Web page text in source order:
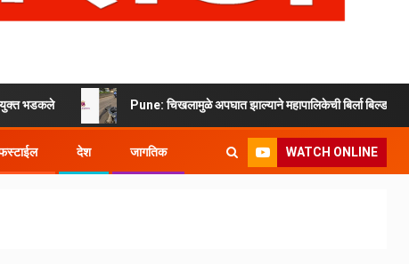
Pune: चिखलामुळे अपघात झाल्याने महापालिकेची बिर्ला बिल्डरला नोटीस
देश जागतिक WATCH ONLINE